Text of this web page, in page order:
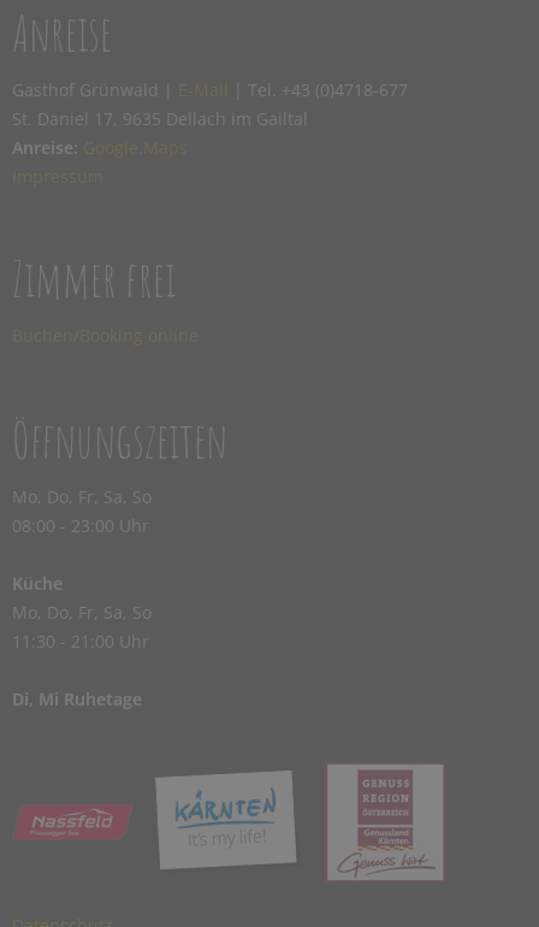
Anreise
Gasthof Grünwald |
| Tel. +43 (0)4718-677
St. Daniel 17, 9635 Dellach im Gailtal
Anreise:
Zimmer frei
Öffnungszeiten
Mo, Do, Fr, Sa, So
08:00 - 23:00 Uhr
Küche
Mo, Do, Fr, Sa, So
11:30 - 21:00 Uhr
Di, Mi Ruhetage